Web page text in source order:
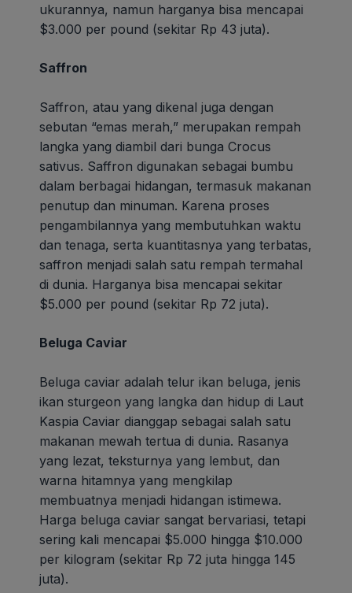
ukurannya, namun harganya bisa mencapai
$3.000 per pound (sekitar Rp 43 juta).
Saffron
Saffron, atau yang dikenal juga dengan
sebutan “emas merah,” merupakan rempah
langka yang diambil dari bunga Crocus
sativus. Saffron digunakan sebagai bumbu
dalam berbagai hidangan, termasuk makanan
penutup dan minuman. Karena proses
pengambilannya yang membutuhkan waktu
dan tenaga, serta kuantitasnya yang terbatas,
saffron menjadi salah satu rempah termahal
di dunia. Harganya bisa mencapai sekitar
$5.000 per pound (sekitar Rp 72 juta).
Beluga Caviar
Beluga caviar adalah telur ikan beluga, jenis
ikan sturgeon yang langka dan hidup di Laut
Kaspia Caviar dianggap sebagai salah satu
makanan mewah tertua di dunia. Rasanya
yang lezat, teksturnya yang lembut, dan
warna hitamnya yang mengkilap
membuatnya menjadi hidangan istimewa.
Harga beluga caviar sangat bervariasi, tetapi
sering kali mencapai $5.000 hingga $10.000
per kilogram (sekitar Rp 72 juta hingga 145
juta).